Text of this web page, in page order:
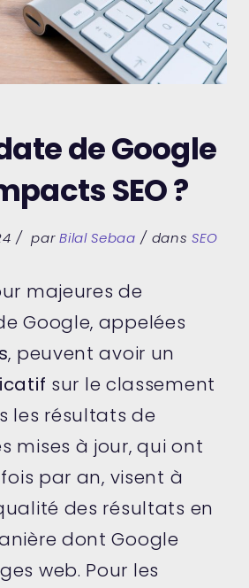
de Google
SEO ?
parBilal Sebaa dansSEO
majeures de
Google, appelées
, peuvent avoir un
sur le classement
les résultats de
mises à jour, qui ont
par an, visent à
des résultats en
dont Google
web. Pour les